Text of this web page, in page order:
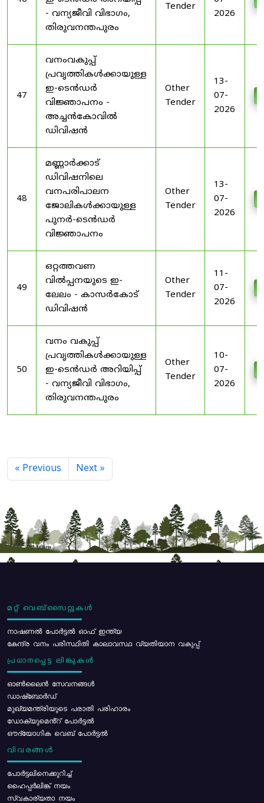
- വന്യജീവി വിഭാഗം,
തിരുവനന്തപുരം
Tender
2026
47
വനംവകുപ്പ്
പ്രവൃത്തികൾക്കായുള്ള
ഇ-ടെൻഡർ
വിജ്ഞാപനം -
അച്ചൻകോവിൽ
ഡിവിഷൻ
Other
Tender
13-
07-
2026
48
മണ്ണാർക്കാട്
ഡിവിഷനിലെ
വനപരിപാലന
ജോലികൾക്കായുള്ള
പുനർ-ടെൻഡർ
വിജ്ഞാപനം
Other
Tender
13-
07-
2026
49
ഒറ്റത്തവണ
വിൽപ്പനയുടെ ഇ-
ലേലം - കാസർകോട്
ഡിവിഷൻ
Other
Tender
11-
07-
2026
50
വനം വകുപ്പ്
പ്രവൃത്തികൾക്കായുള്ള
ഇ-ടെൻഡർ അറിയിപ്പ്
- വന്യജീവി വിഭാഗം,
തിരുവനന്തപുരം
Other
Tender
10-
07-
2026
« Previous Next »
മറ്റ് വെബ്സൈറ്റുകൾ
നാഷണൽ പോർട്ടൽ ഓഫ് ഇന്ത്യ
കേന്ദ്ര വനം പരിസ്ഥിതി കാലാവസ്ഥ വ്യതിയാന വകുപ്പ്
പ്രധാനപ്പെട്ട ലിങ്കുകൾ
ഓൺലൈൻ സേവനങ്ങൾ
ഡാഷ്ബോർഡ്
മുഖ്യമന്ത്രിയുടെ പരാതി പരിഹാരം
ഡോക്യുമെൻ്റ് പോർട്ടൽ
ഔദ്യോഗിക വെബ് പോർട്ടൽ
വിവരങ്ങൾ
പോര്‍ട്ടലിനെക്കുറിച്ച്
ഹൈപ്പർലിങ്ക് നയം
സ്വകാര്യതാ നയം